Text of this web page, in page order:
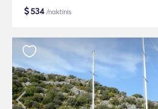
$534/naktinis